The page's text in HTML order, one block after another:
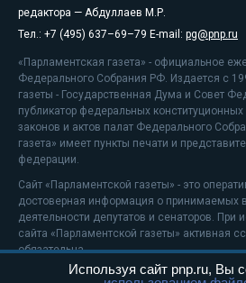
редактора — Абдуллаев М.Р.
Тел.: +7 (495) 637–69–79 E-mail: pg@pnp.ru
«Парламентская газета» - официальное
Федерального Собрания РФ. Издается с
газеты - Государственная Дума и Совет
публикатор федеральных
законов и актов палат Федерального
газета» имеет пункты печати и
федерации.
Сайт «Парламентской газеты» - это
достоверная информация о принимаемых
деятельности депутатов и сенаторов. При
сайта «Парламентской газеты» активная
обязательна.
На информационном ресурсе применяются
Используя сайт pnp.ru, Вы